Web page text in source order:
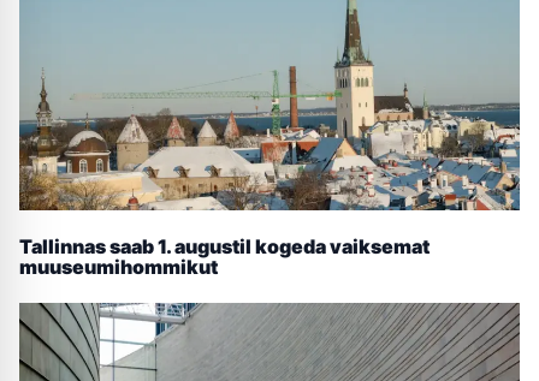
Tallinnas saab 1. augustil kogeda vaiksemat
muuseumihommikut